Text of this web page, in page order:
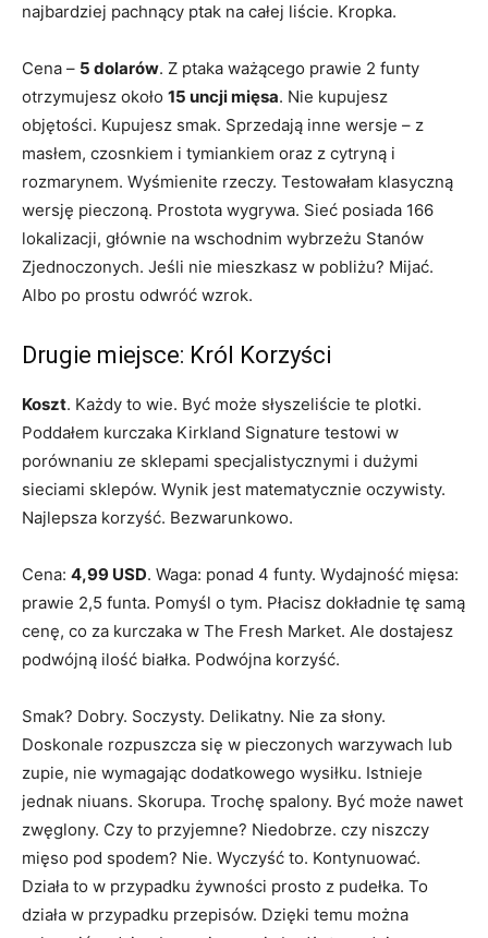
najbardziej pachnący ptak na całej liście. Kropka.
Cena – 5 dolarów. Z ptaka ważącego prawie 2 funty
otrzymujesz około 15 uncji mięsa. Nie kupujesz
objętości. Kupujesz smak. Sprzedają inne wersje – z
masłem, czosnkiem i tymiankiem oraz z cytryną i
rozmarynem. Wyśmienite rzeczy. Testowałam klasyczną
wersję pieczoną. Prostota wygrywa. Sieć posiada 166
lokalizacji, głównie na wschodnim wybrzeżu Stanów
Zjednoczonych. Jeśli nie mieszkasz w pobliżu? Mijać.
Albo po prostu odwróć wzrok.
Drugie miejsce: Król Korzyści
Koszt. Każdy to wie. Być może słyszeliście te plotki.
Poddałem kurczaka Kirkland Signature testowi w
porównaniu ze sklepami specjalistycznymi i dużymi
sieciami sklepów. Wynik jest matematycznie oczywisty.
Najlepsza korzyść. Bezwarunkowo.
Cena: 4,99 USD. Waga: ponad 4 funty. Wydajność mięsa:
prawie 2,5 funta. Pomyśl o tym. Płacisz dokładnie tę samą
cenę, co za kurczaka w The Fresh Market. Ale dostajesz
podwójną ilość białka. Podwójna korzyść.
Smak? Dobry. Soczysty. Delikatny. Nie za słony.
Doskonale rozpuszcza się w pieczonych warzywach lub
zupie, nie wymagając dodatkowego wysiłku. Istnieje
jednak niuans. Skorupa. Trochę spalony. Być może nawet
zwęglony. Czy to przyjemne? Niedobrze. czy niszczy
mięso pod spodem? Nie. Wyczyść to. Kontynuować.
Działa to w przypadku żywności prosto z pudełka. To
działa w przypadku przepisów. Dzięki temu można